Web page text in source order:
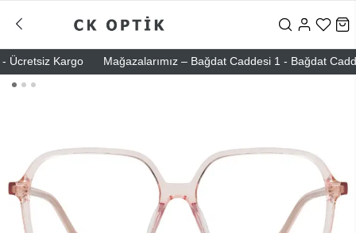
Kargo Mağazalarımız – Bağdat Caddesi 1 - Bağdat